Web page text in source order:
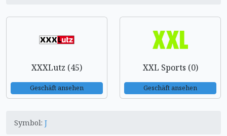
XXXLutz (45)
Geschäft ansehen
XXL Sports (0)
Geschäft ansehen
Symbol: J